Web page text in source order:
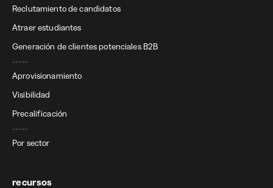
Reclutamiento de candidatos
Atraer estudiantes
Generación de clientes potenciales B2B
-----
Aprovisionamiento
Visibilidad
Precalificación
-----
Por sector
recursos